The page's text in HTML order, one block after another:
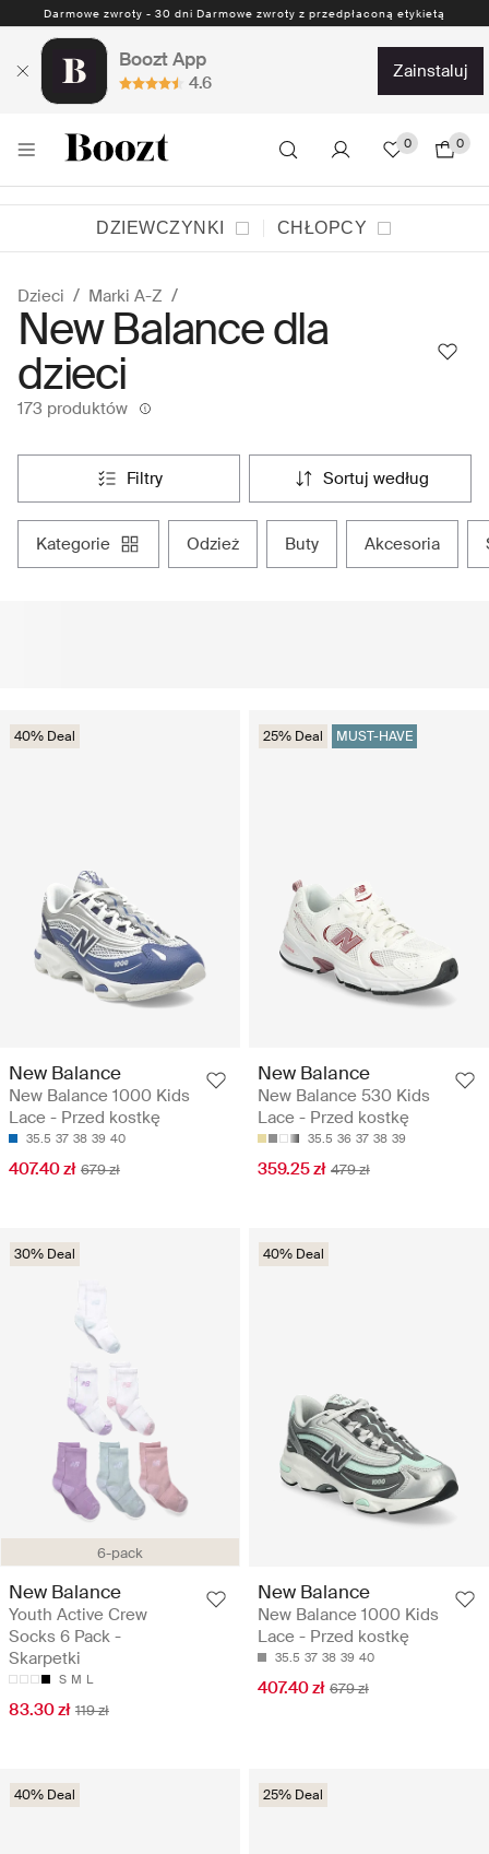
Darmowe zwroty - 30 dni Darmowe zwroty z przedpłaconą etykietą
Boozt App
4.6
zainstaluj
0 0
DZIEWCZYNKI CHŁOPCY
Dzieci Marki A-Z
New Balance dla
dzieci
173 produktów
filtry sortuj według
kategorie odzież buty akcesoria
40% Deal
New Balance
New Balance 1000 Kids
Lace - Przed kostkę
35.5 37 38 39 40
407.40 zł 679 zł
25% Deal MUST-HAVE
New Balance
New Balance 530 Kids
Lace - Przed kostkę
35.5 36 37 38 39
359.25 zł 479 zł
6-pack
30% Deal
New Balance
Youth Active Crew
Socks 6 Pack -
Skarpetki
S M L
83.30 zł 119 zł
40% Deal
New Balance
New Balance 1000 Kids
Lace - Przed kostkę
35.5 37 38 39 40
407.40 zł 679 zł
40% Deal 25% Deal